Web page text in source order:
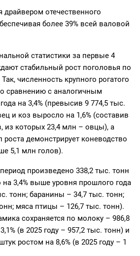
драйвером отечественного
более 39% всей валовой
статистики за первые 4
стабильный рост поголовья по
численность крупного рогатого
сравнению с аналогичным
на 3,4% (превысив 9 774,5 тыс.
и коз выросло на 1,6% (составив
из которых 23,4 млн – овцы), а
демонстрирует коневодство
5,1 млн голов).
произведено 338,2 тыс. тонн
на 3,4% выше уровня прошлого года
тонн; баранины – 34,7 тыс. тонн;
мяса птицы – 126,7 тыс. тонн).
сохраняется по молоку – 986,8
(в 2025 году – 957,2 тыс. тонн) и
ростом на 8,6% (в 2025 году – 1